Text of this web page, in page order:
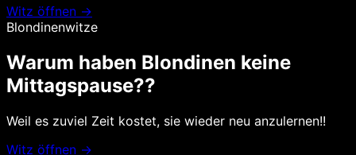
Witz öffnen →
Blondinenwitze
Warum haben Blondinen keine
Mittagspause??
Weil es zuviel Zeit kostet, sie wieder neu anzulernen!!
Witz öffnen →